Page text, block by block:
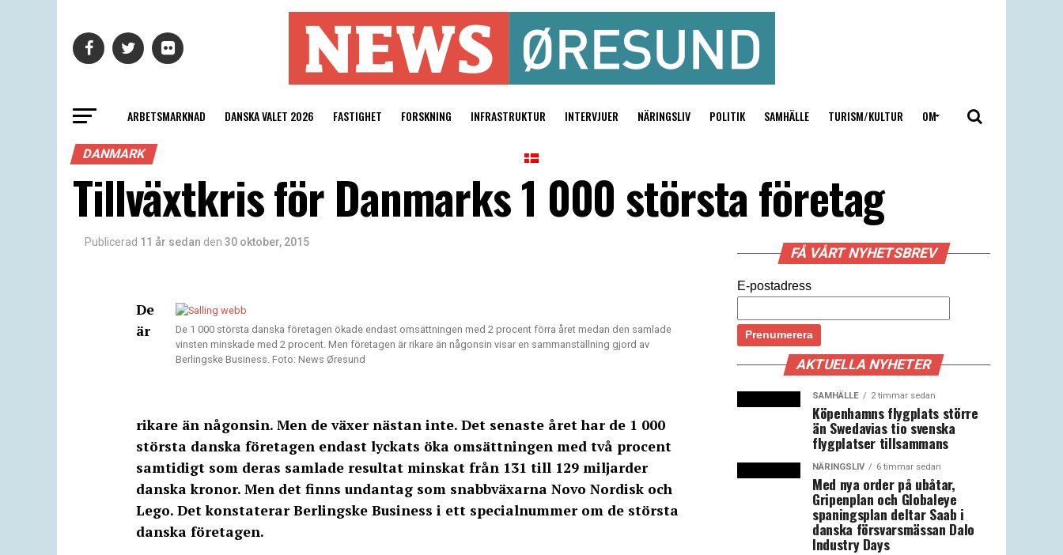
ARBETSMARKNAD DANSKA VALET 2026 FASTIGHET FORSKNING INFRASTRUKTUR INTERVJUER NÄRINGSLIV POLITIK SAMHÄLLE TURISM/KULTUR OM
DANMARK
Tillväxtkris för Danmarks 1 000 största företag
Publicerad 11 år sedan den 30 oktober, 2015
De 1 000 största danska företagen ökade endast omsättningen med 2 procent förra året medan den samlade
vinsten minskade med 2 procent. Men företagen är rikare än någonsin visar en sammanställning gjord av
Berlingske Business. Foto: News Øresund
De
är
rikare än någonsin. Men de växer nästan inte. Det senaste året har de 1 000
största danska företagen endast lyckats öka omsättningen med två procent
samtidigt som deras samlade resultat minskat från 131 till 129 miljarder
danska kronor. Men det finns undantag som snabbväxarna Novo Nordisk och
Lego. Det konstaterar Berlingske Business i ett specialnummer om de största
danska företagen.
FÅ VÅRT NYHETSBREV
E-postadress
AKTUELLA NYHETER
SAMHÄLLE 2 timmar sedan
Köpenhamns flygplats större
än Swedavias tio svenska
flygplatser tillsammans
NÄRINGSLIV 6 timmar sedan
Med nya order på ubåtar,
Gripenplan och Globaleye
spaningsplan deltar Saab i
danska försvarsmässan Dalo
Industry Days